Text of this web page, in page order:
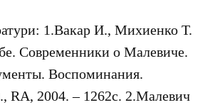
1.Вакар И., Михиенко Т.
Современники о Малевиче.
Воспоминания.
RA, 2004. – 1262с. 2.Малевич